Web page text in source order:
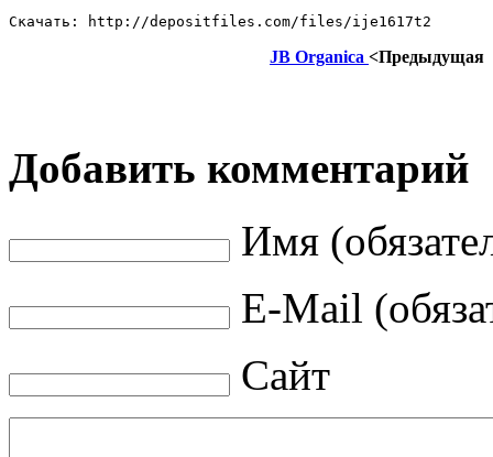
Скачать: http://depositfiles.com/files/ije1617t2
JB Organica <Предыдущая
Добавить комментарий
Имя
E-Mail
Сайт